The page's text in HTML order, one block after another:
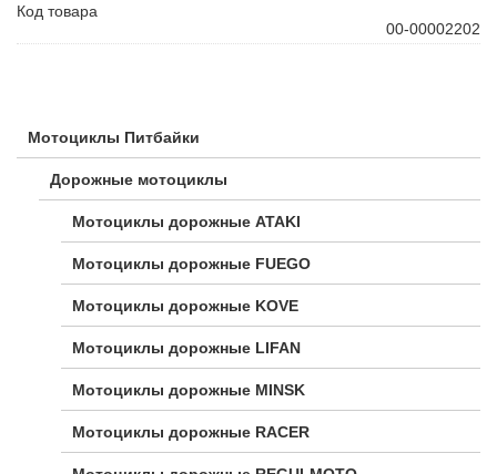
Мотоциклы Питбайки
Дорожные мотоциклы
Мотоциклы дорожные ATAKI
Мотоциклы дорожные FUEGO
Мотоциклы дорожные KOVE
Мотоциклы дорожные LIFAN
Мотоциклы дорожные MINSK
Мотоциклы дорожные RACER
Код товара
00-00002202